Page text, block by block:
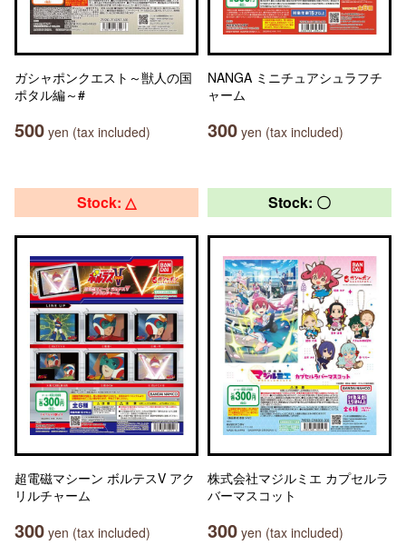
ガシャポンクエスト～獣人の国
ポタル編～#
500 yen (tax included)
NANGA ミニチュアシュラフチ
ャーム
300 yen (tax included)
Stock: △
超電磁マシーン ボルテスV アク
リルチャーム
300 yen (tax included)
Stock: 〇
株式会社マジルミエ カプセルラ
バーマスコット
300 yen (tax included)